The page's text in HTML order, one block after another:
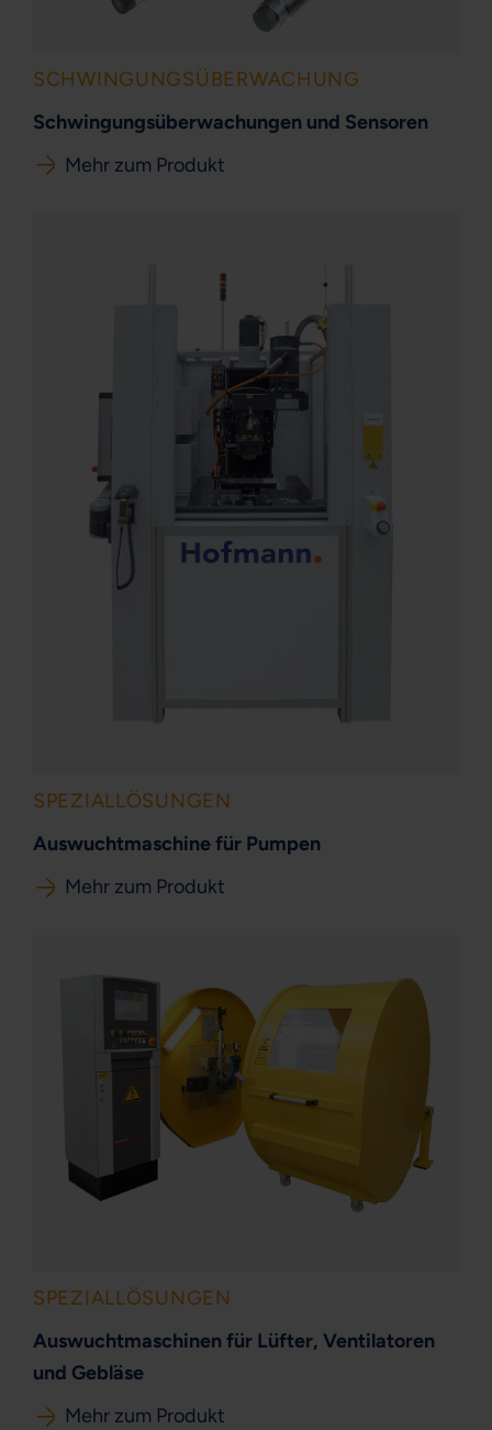
SCHWINGUNGSÜBERWACHUNG
Schwingungsüberwachungen und Sensoren
Mehr zum Produkt
SPEZIALLÖSUNGEN
Auswuchtmaschine für Pumpen
Mehr zum Produkt
SPEZIALLÖSUNGEN
Auswuchtmaschinen für Lüfter, Ventilatoren
und Gebläse
Mehr zum Produkt